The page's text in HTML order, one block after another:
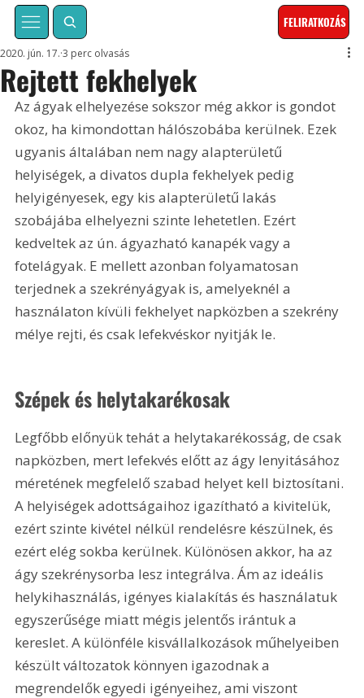
FELIRATKOZÁS
Rejtett fekhelyek
2020. jún. 17. 3 perc olvasás
Az ágyak elhelyezése sokszor még akkor is gondot
okoz, ha kimondottan hálószobába kerülnek. Ezek
ugyanis általában nem nagy alapterületű
helyiségek, a divatos dupla fekhelyek pedig
helyigényesek, egy kis alapterületű lakás
szobájába elhelyezni szinte lehetetlen. Ezért
kedveltek az ún. ágyazható kanapék vagy a
fotelágyak. E mellett azonban folyamatosan
terjednek a szekrényágyak is, amelyeknél a
használaton kívüli fekhelyet napközben a szekrény
mélye rejti, és csak lefekvéskor nyitják le.
Szépek és helytakarékosak
Legfőbb előnyük tehát a helytakarékosság, de csak
napközben, mert lefekvés előtt az ágy lenyitásához
méretének megfelelő szabad helyet kell biztosítani.
A helyiségek adottságaihoz igazítható a kivitelük,
ezért szinte kivétel nélkül rendelésre készülnek, és
ezért elég sokba kerülnek. Különösen akkor, ha az
ágy szekrénysorba lesz integrálva. Ám az ideális
helykihasználás, igényes kialakítás és használatuk
egyszerűsége miatt mégis jelentős irántuk a
kereslet. A különféle kisvállalkozások műhelyeiben
készült változatok könnyen igazodnak a
megrendelők egyedi igényeihez, ami viszont